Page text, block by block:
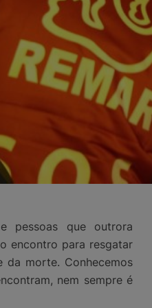
pessoas que outrora
encontro para resgatar
da morte. Conhecemos
nem sempre é